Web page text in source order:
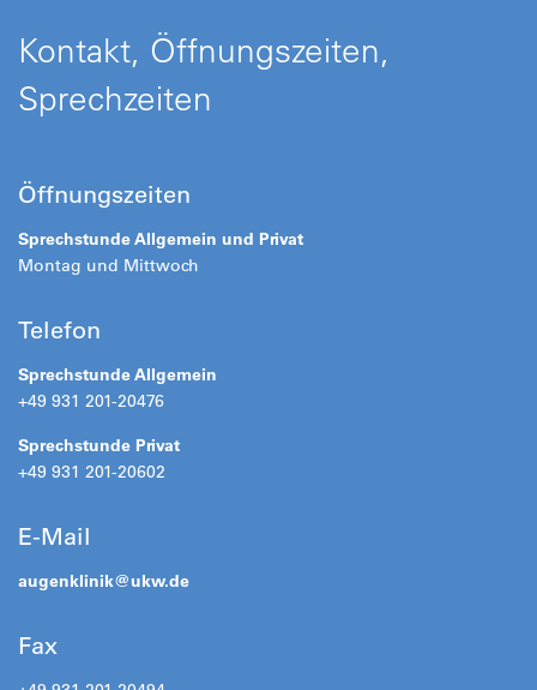
Kontakt, Öffnungszeiten,
Sprechzeiten
Öffnungszeiten
Sprechstunde Allgemein und Privat
Montag und Mittwoch
Telefon
Sprechstunde Allgemein
+49 931 201-20476
Sprechstunde Privat
+49 931 201-20602
E-Mail
augenklinik@ukw.de
Fax